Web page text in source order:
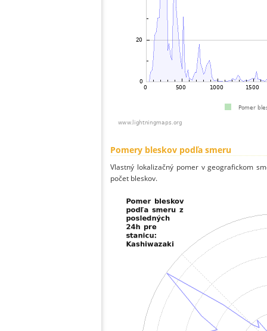
Pomery bleskov podľa smeru
Vlastný lokalizačný pomer v geografickom
počet bleskov.